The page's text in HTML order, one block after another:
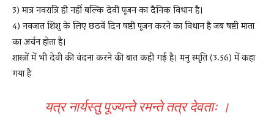
3) मात्र नवरात्रि ही नहीं बल्कि देवी पूजन का दैनिक विधान है।
4) नवजात शिशु के लिए छठवें दिन षष्टी पूजन करने का विधान है जब षष्टी माता
का अर्चन होता है।
शास्त्रों में भी देवी की वंदना करने की बात कही गई है। मनु स्मृति (3.56) में कहा
गया है
यत्र नार्यस्तु पूज्यन्ते रमन्ते तत्र देवताः ।